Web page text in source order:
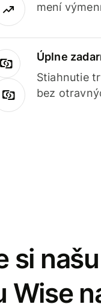
mení
Úplne
Stiahnutie
bez
si
Wise